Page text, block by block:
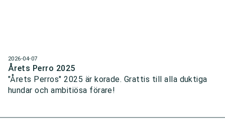
2026-04-07
Årets Perro 2025
"Årets Perros" 2025 är korade. Grattis till alla duktiga
hundar och ambitiösa förare!